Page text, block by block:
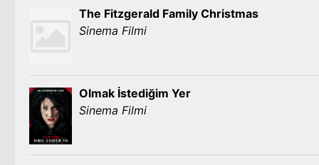
The Fitzgerald Family Christmas
Sinema Filmi
Olmak İstediğim Yer
Sinema Filmi